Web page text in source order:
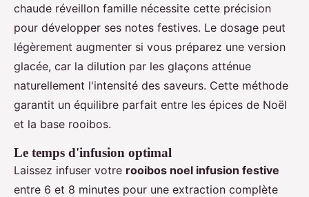
chaude réveillon famille nécessite cette précision
pour développer ses notes festives. Le dosage peut
légèrement augmenter si vous préparez une version
glacée, car la dilution par les glaçons atténue
naturellement l'intensité des saveurs. Cette méthode
garantit un équilibre parfait entre les épices de Noël
et la base rooibos.
Le temps d'infusion optimal
Laissez infuser votre rooibos noel infusion festive
entre 6 et 8 minutes pour une extraction complète